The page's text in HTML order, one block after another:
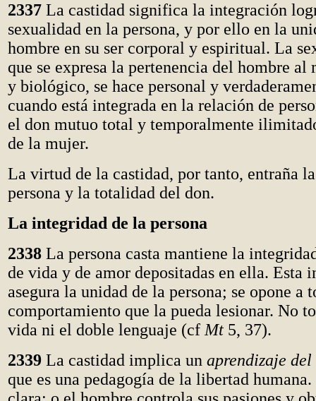
2337 La castidad significa la integración
sexualidad en la persona, y por ello en la
hombre en su ser corporal y espiritual. La
que se expresa la pertenencia del hombre al
y biológico, se hace personal y
cuando está integrada en la relación de
el don mutuo total y temporalmente
de la mujer.
La virtud de la castidad, por tanto, entraña
persona y la totalidad del don.
La integridad de la persona
2338 La persona casta mantiene la
de vida y de amor depositadas en ella. Esta
asegura la unidad de la persona; se opone a
comportamiento que la pueda lesionar. No
vida ni el doble lenguaje (cf Mt 5, 37).
2339 La castidad implica un aprendizaje
que es una pedagogía de la libertad